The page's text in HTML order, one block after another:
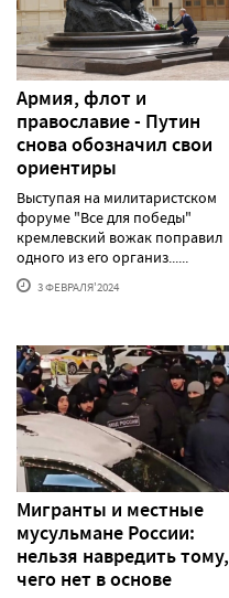
Армия, флот и
православие - Путин
снова обозначил свои
ориентиры
Выступая на милитаристском
форуме "Все для победы"
кремлевский вожак поправил
одного из его организ......
3 ФЕВРАЛЯ'2024
Мигранты и местные
мусульмане России:
нельзя навредить тому,
чего нет в основе